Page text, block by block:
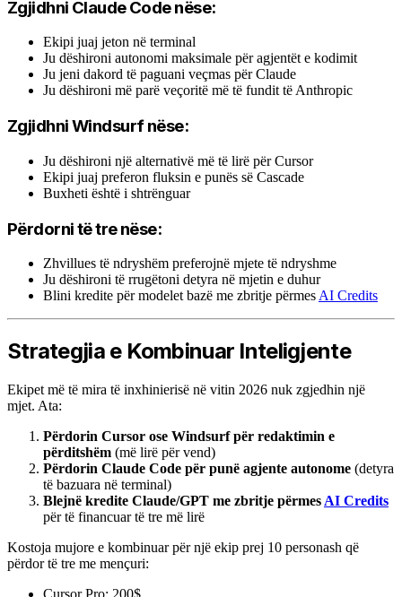
Zgjidhni Claude Code nëse:
Ekipi juaj jeton në terminal
Ju dëshironi autonomi maksimale për agjentët e kodimit
Ju jeni dakord të paguani veçmas për Claude
Ju dëshironi më parë veçoritë më të fundit të Anthropic
Zgjidhni Windsurf nëse:
Ju dëshironi një alternativë më të lirë për Cursor
Ekipi juaj preferon fluksin e punës së Cascade
Buxheti është i shtrënguar
Përdorni të tre nëse:
Zhvillues të ndryshëm preferojnë mjete të ndryshme
Ju dëshironi të rrugëtoni detyra në mjetin e duhur
Blini kredite për modelet bazë me zbritje përmes AI Credits
Strategjia e Kombinuar Inteligjente
Ekipet më të mira të inxhinierisë në vitin 2026 nuk zgjedhin një
mjet. Ata:
Përdorin Cursor ose Windsurf për redaktimin e
përditshëm (më lirë për vend)
Përdorin Claude Code për punë agjente autonome (detyra
të bazuara në terminal)
Blejnë kredite Claude/GPT me zbritje përmes AI Credits
për të financuar të tre më lirë
Kostoja mujore e kombinuar për një ekip prej 10 personash që
përdor të tre me mençuri: